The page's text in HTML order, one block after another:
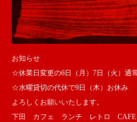
お知らせ
☆休業日変更の6日（月）7日（火）通
☆水曜貸切の代休で9日（木）お休み
よろしくお願いいたします。
下田 カフェ ランチ レトロ CAFE